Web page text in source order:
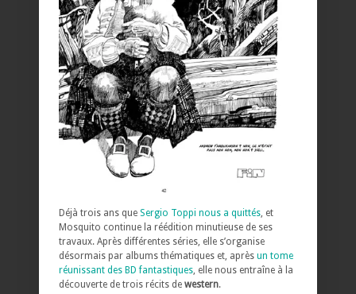
Déjà trois ans que Sergio Toppi nous a quittés , et
Mosquito continue la réédition minutieuse de ses
travaux. Après différentes séries, elle s’organise
désormais par albums thématiques et, après un tome
réunissant des BD fantastiques , elle nous entraîne à la
découverte de trois récits de western.